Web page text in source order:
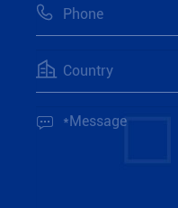


